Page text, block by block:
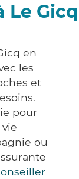
Le Gicq
en
les
et
pour
ou